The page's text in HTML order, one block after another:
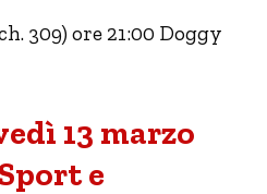
309) ore 21:00 Doggy
13 marzo
e